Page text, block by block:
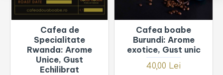
Cafea de
Specialitate
Rwanda: Arome
Unice, Gust
Echilibrat
Cafea boabe
Burundi: Arome
exotice, Gust unic
40,00 Lei